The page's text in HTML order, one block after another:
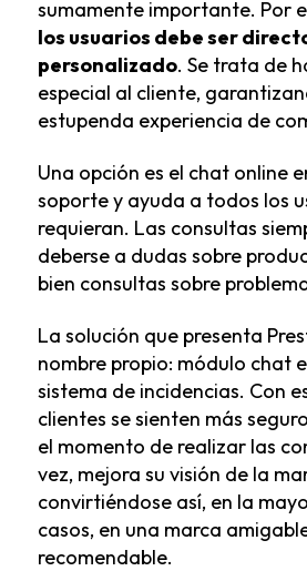
sumamente importante. Por
los usuarios debe ser
personalizado. Se trata de
especial al cliente,
estupenda experiencia de
Una opción es el chat online
soporte y ayuda a todos los
requieran. Las consultas
deberse a dudas sobre
bien consultas sobre
La solución que presenta
nombre propio: módulo chat
sistema de incidencias. Con
clientes se sienten más
el momento de realizar las
vez, mejora su visión de la
convirtiéndose así, en la
casos, en una marca
recomendable.